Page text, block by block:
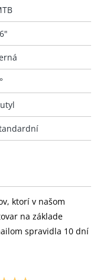
ktorí v našom
na základe
spravidla 10 dní